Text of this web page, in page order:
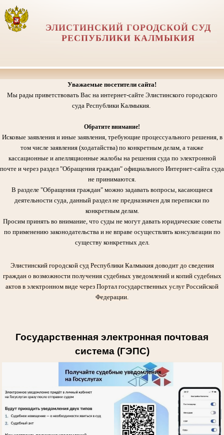
ЭЛИСТИНСКИЙ ГОРОДСКОЙ СУД
РЕСПУБЛИКИ КАЛМЫКИЯ
Уважаемые посетители сайта!
Мы рады приветствовать Вас на интернет-сайте Элистинского городского
суда Республики Калмыкия.
Обратите внимание!
Исковые заявления и иные заявления, требующие процессуального решения, в
том числе заявления (ходатайства) по конкретным делам, а также
кассационные и апелляционные жалобы на решения суда по электронной
почте и через раздел "Обращения граждан" официального Интернет-сайта суда
не принимаются.
В разделе "Обращения граждан" можно задавать вопросы, касающиеся
деятельности суда, данный раздел не предназначен для переписки по
конкретным делам.
Просим принять во внимание, что суды не могут давать юридические советы
по применению законодательства и не вправе осуществлять консультации по
существу конкретных дел.
Элистинский городской суд Республики Калмыкия доводит до сведения
граждан о возможности получения судебных уведомлений и копий судебных
актов в электронном виде через Портал государственных услуг Российской
Федерации.
Государственная электронная почтовая
система (ГЭПС)